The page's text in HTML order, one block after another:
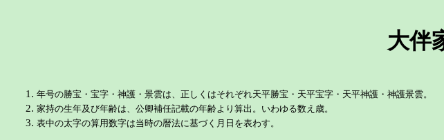
大伴
年号の勝宝・宝字・神護・景雲は、正しくはそれぞれ天平勝宝・天平宝字・天平神護・神護景雲。
家持の生年及び年齢は、公卿補任記載の年齢より算出。いわゆる数え歳。
表中の太字の算用数字は当時の暦法に基づく月日を表わす。